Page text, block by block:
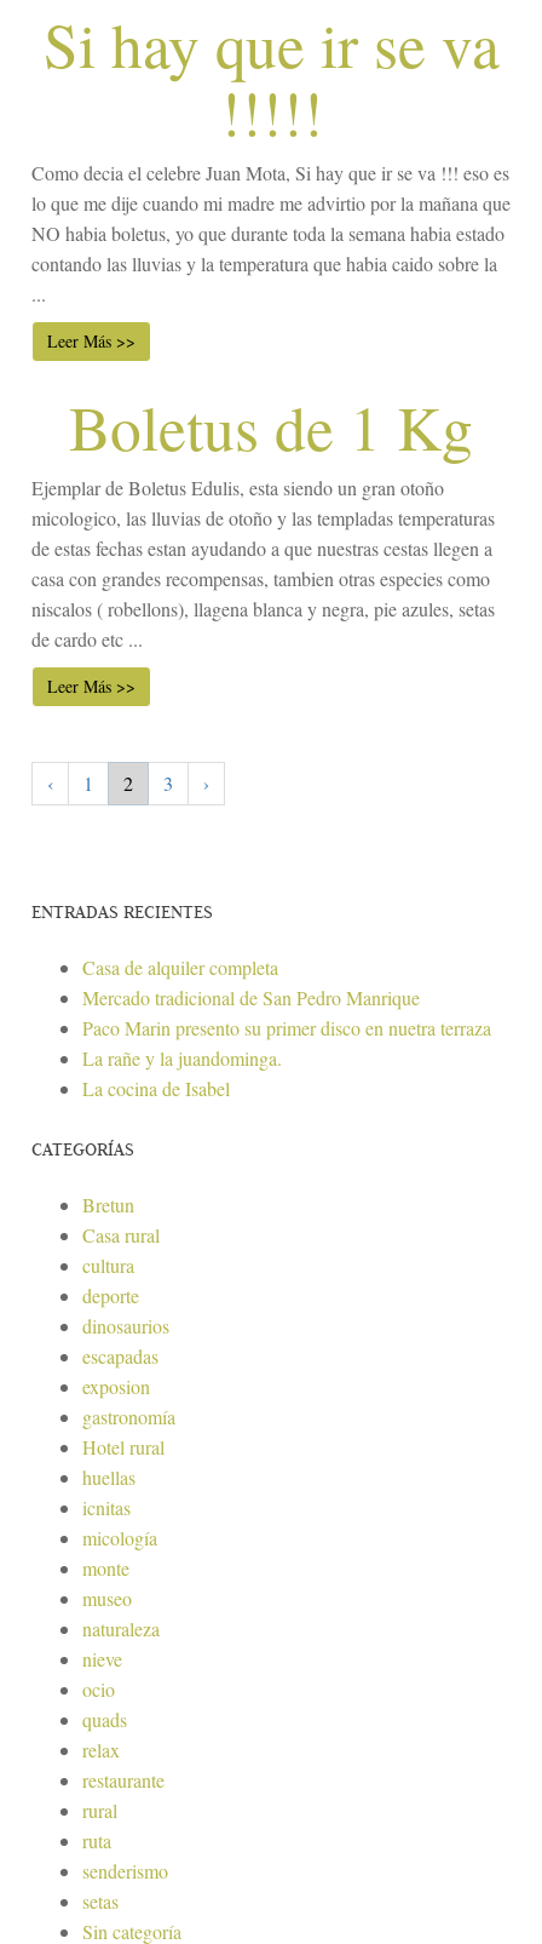
Si hay que ir se va
!!!!!
Como decia el celebre Juan Mota, Si hay que ir se va !!! eso es
lo que me dije cuando mi madre me advirtio por la mañana que
NO habia boletus, yo que durante toda la semana habia estado
contando las lluvias y la temperatura que habia caido sobre la
...
Leer Más >>
Boletus de 1 Kg
Ejemplar de Boletus Edulis, esta siendo un gran otoño
micologico, las lluvias de otoño y las templadas temperaturas
de estas fechas estan ayudando a que nuestras cestas llegen a
casa con grandes recompensas, tambien otras especies como
niscalos ( robellons), llagena blanca y negra, pie azules, setas
de cardo etc ...
Leer Más >>
‹ 1 2 3 ›
ENTRADAS RECIENTES
Casa de alquiler completa
Mercado tradicional de San Pedro Manrique
Paco Marin presento su primer disco en nuetra terraza
La rañe y la juandominga.
La cocina de Isabel
CATEGORÍAS
Bretun
Casa rural
cultura
deporte
dinosaurios
escapadas
exposion
gastronomía
Hotel rural
huellas
icnitas
micología
monte
museo
naturaleza
nieve
ocio
quads
relax
restaurante
rural
ruta
senderismo
setas
Sin categoría